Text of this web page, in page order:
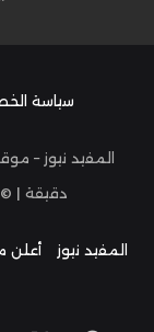
سياسة
المفيد نيوز –
دقيقة | ©
المفيد نيوز أعلن